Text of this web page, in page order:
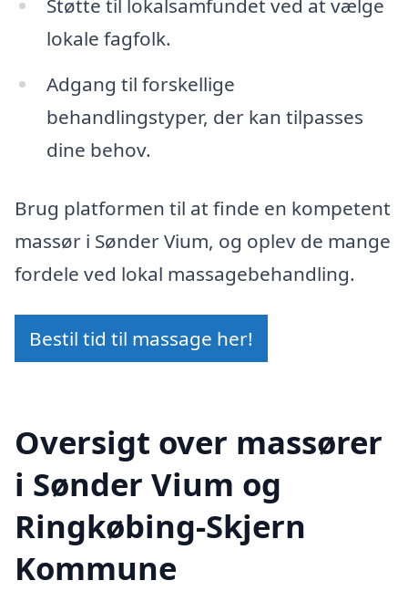
Støtte til lokalsamfundet ved at vælge
lokale fagfolk.
Adgang til forskellige
behandlingstyper, der kan tilpasses
dine behov.
Brug platformen til at finde en kompetent
massør i Sønder Vium, og oplev de mange
fordele ved lokal massagebehandling.
Bestil tid til massage her!
Oversigt over massører
i Sønder Vium og
Ringkøbing-Skjern
Kommune